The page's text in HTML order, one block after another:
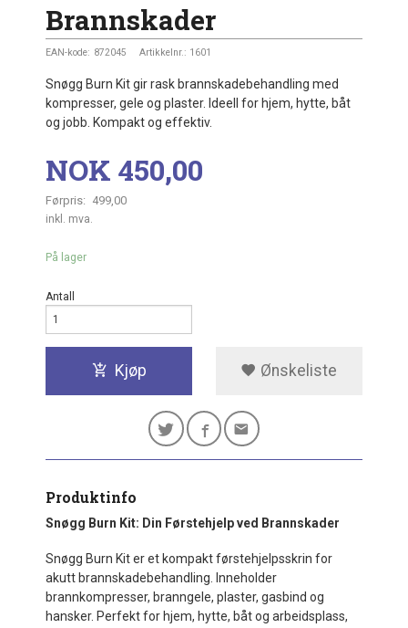
Brannskader
EAN-kode: 872045 Artikkelnr.: 1601
Snøgg Burn Kit gir rask brannskadebehandling med
kompresser, gele og plaster. Ideell for hjem, hytte, båt
og jobb. Kompakt og effektiv.
Tilbud
NOK 450,00
Førpris: 499,00
Rabatt
inkl. mva.
På lager
Antall
Kjøp Ønskeliste
Produktinfo
Snøgg Burn Kit: Din Førstehjelp ved Brannskader
Snøgg Burn Kit er et kompakt førstehjelpsskrin for
akutt brannskadebehandling. Inneholder
brannkompresser, branngele, plaster, gasbind og
hansker. Perfekt for hjem, hytte, båt og arbeidsplass,